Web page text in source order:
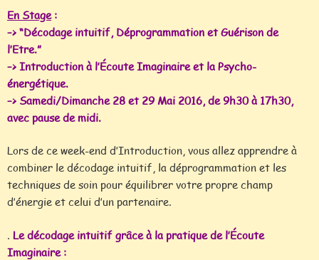
En Stage:
–> “Décodage intuitif, Déprogrammation et Guérison de
l’Etre.”
–> Introduction à l’Écoute Imaginaire et la Psycho-
énergétique.
–> Samedi/Dimanche 28 et 29 Mai 2016, de 9h30 à 17h30,
avec pause de midi.
Lors de ce week-end d’Introduction, vous allez apprendre à
combiner le décodage intuitif, la déprogrammation et les
techniques de soin pour équilibrer votre propre champ
d’énergie et celui d’un partenaire.
. Le décodage intuitif grâce à la pratique de l’Écoute
Imaginaire :